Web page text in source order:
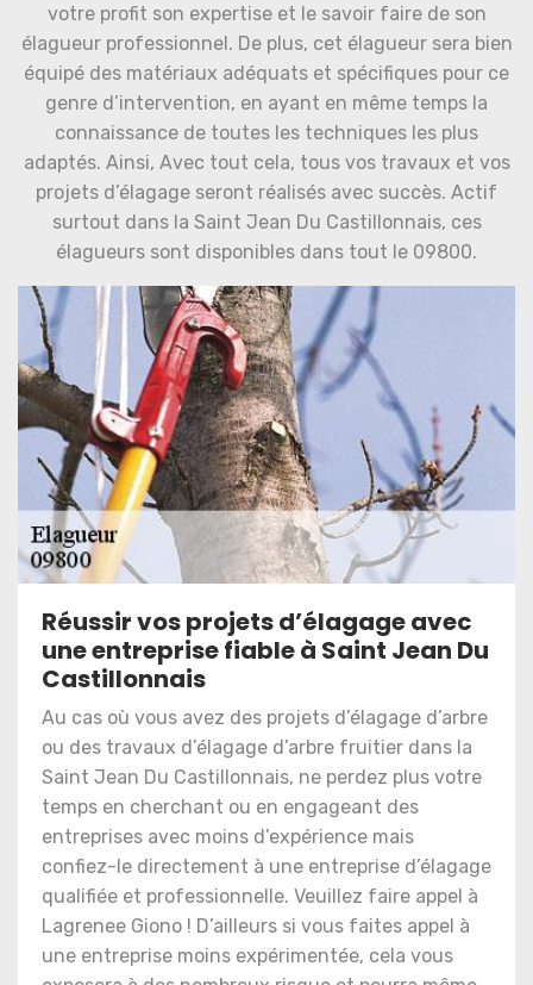
votre profit son expertise et le savoir faire de son
élagueur professionnel. De plus, cet élagueur sera bien
équipé des matériaux adéquats et spécifiques pour ce
genre d’intervention, en ayant en même temps la
connaissance de toutes les techniques les plus
adaptés. Ainsi, Avec tout cela, tous vos travaux et vos
projets d’élagage seront réalisés avec succès. Actif
surtout dans la Saint Jean Du Castillonnais, ces
élagueurs sont disponibles dans tout le 09800.
Réussir vos projets d’élagage avec
une entreprise fiable à Saint Jean Du
Castillonnais
Au cas où vous avez des projets d’élagage d’arbre
ou des travaux d’élagage d’arbre fruitier dans la
Saint Jean Du Castillonnais, ne perdez plus votre
temps en cherchant ou en engageant des
entreprises avec moins d’expérience mais
confiez-le directement à une entreprise d’élagage
qualifiée et professionnelle. Veuillez faire appel à
Lagrenee Giono ! D’ailleurs si vous faites appel à
une entreprise moins expérimentée, cela vous